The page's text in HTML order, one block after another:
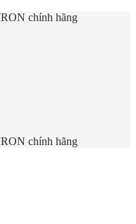
chính hãng
chính hãng